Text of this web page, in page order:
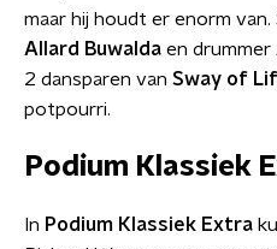
maar hij houdt er enorm
Allard Buwalda en drummer
2 dansparen van Sway of
potpourri.
Podium Klassiek
In Podium Klassiek Extra